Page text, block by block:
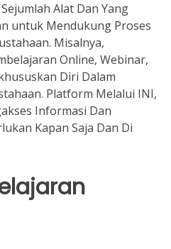
Alat Dan Yang
untuk Mendukung Proses
Misalnya,
Online, Webinar,
Diri Dalam
Platform Melalui INI,
Informasi Dan
Kapan Saja Dan Di